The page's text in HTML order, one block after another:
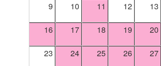
9 10 11 12 13
16 17 18 19 20
23 24 25 26 27